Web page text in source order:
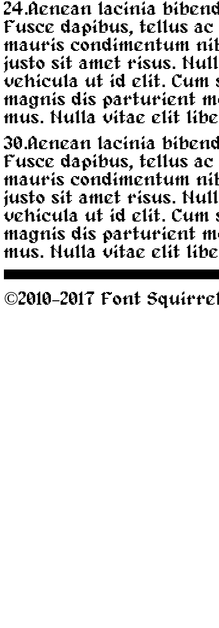
24.Aenean lacinia
Fusce dapibus, tellus
mauris condimentum
justo sit amet risus.
vehicula ut id elit. Cum
magnis dis parturient
mus. Nulla vitae elit
30.Aenean lacinia
Fusce dapibus, tellus
mauris condimentum
justo sit amet risus.
vehicula ut id elit. Cum
magnis dis parturient
mus. Nulla vitae elit
©2010-2017 Font